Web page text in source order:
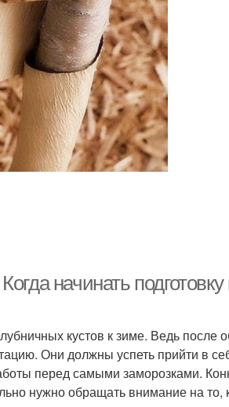
начинать
кустов к зиме. Ведь после
Они должны успеть прийти в
перед самыми заморозками.
нужно обращать внимание на то,